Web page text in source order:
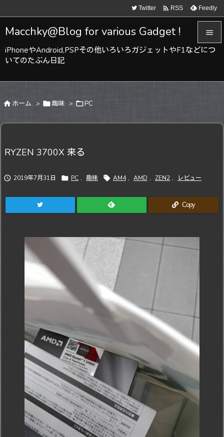
Macchky@Blog for various Gadget !
iPhoneやAndroid,PSPその他いろいろガジェットやF1などにつ
いてのたぶん日記



Twitter  RSS Feedly
 ホーム > 趣味 > PC
RYZEN 3700X 来る
 2019年7月31日  PC , 趣味  AM4 , AMD , ZEN2 , レビュー
Copy